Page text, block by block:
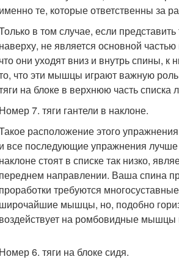
именно те, которые ответственны за
в том случае, если
наверху, не является основной
что они уходят вниз и внутрь спины,
что эти мышцы играют важную
на блоке в верхнюю часть
Номер 7. тяги гантели в наклоне.
расположение этого
и все последующие упражнения
наклоне стоят в списке так низко,
переднем направлении. Ваша спина
проработки требуются
широчайшие мышцы, но, подобно
воздействует на ромбовидные мышцы
Номер 6. тяги на блоке сидя.